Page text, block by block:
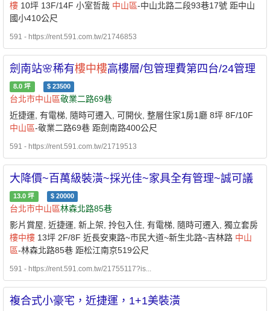
樓 10坪 13F/14F 小室哲哉 中山區-中山北路二段93巷17號 距中山
國小410公尺
591 - https://rent.591.com.tw/21746853
劍南站🌸稀有樓中樓高樓層/包管理費第四台/24管理
8.0 坪 $ 23500
台北市中山區敬業二路69巷
近捷運, 有電梯, 隨時可遷入, 可開伙, 整層住家1房1廳 8坪 8F/10F
中山區-敬業二路69巷 距劍南路400公尺
591 - https://rent.591.com.tw/21719513
大降價~百萬級裝潢~採光佳~家具全有管理~誠可議
13.0 坪 $ 20000
台北市中山區林森北路85巷
影片賞屋, 近捷運, 新上架, 拎包入住, 有電梯, 隨時可遷入, 獨立套房
樓中樓 13坪 2F/8F 近長安東路~市民大道~新生北路~吉林路 中山
區-林森北路85巷 距松江南京519公尺
591 - https://rent.591.com.tw/21755117?is...
複合式小豪宅，近捷運，1+1美裝潢